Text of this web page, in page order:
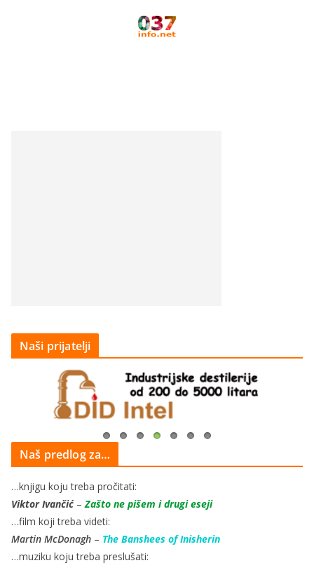
Naši prijatelji
Naš predlog za…
…knjigu koju treba pročitati:
Viktor Ivančić–Zašto ne pišem i drugi eseji
…film koji treba videti:
Martin McDonagh – The Banshees of Inisherin
…muziku koju treba preslušati: